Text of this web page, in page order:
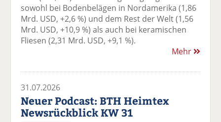
sowohl bei Bodenbelägen in Nordamerika (1,86
Mrd. USD, +2,6 %) und dem Rest der Welt (1,56
Mrd. USD, +10,9 %) als auch bei keramischen
Fliesen (2,31 Mrd. USD, +9,1 %).
Mehr
31.07.2026
Neuer Podcast: BTH Heimtex
Newsrückblick KW 31